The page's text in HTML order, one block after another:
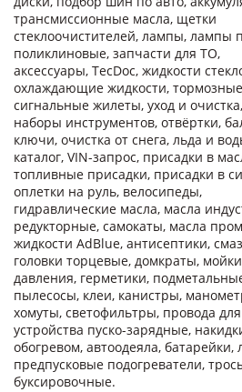
трансмиссионные масла, щетки
стеклоочистителей, лампы, лампы
поликлиновые, запчасти для ТО,
аксессуары, TecDoc, жидкости
охлаждающие жидкости,
сигнальные жилеты, уход и
наборы инструментов, отвёртки,
ключи, очистка от снега, льда и
каталог, VIN-запрос, присадки в
топливные присадки, присадки в
оплетки на руль, велосипеды,
гидравлические масла, масла
редукторные, самокаты, масла
жидкости AdBlue, антисептики,
головки торцевые, домкраты,
давления, герметики,
пылесосы, клеи, канистры,
хомуты, светофильтры, провода
устройства пуско-зарядные,
обогревом, автоодеяла, батарейки,
предпусковые подогреватели,
буксировочные.